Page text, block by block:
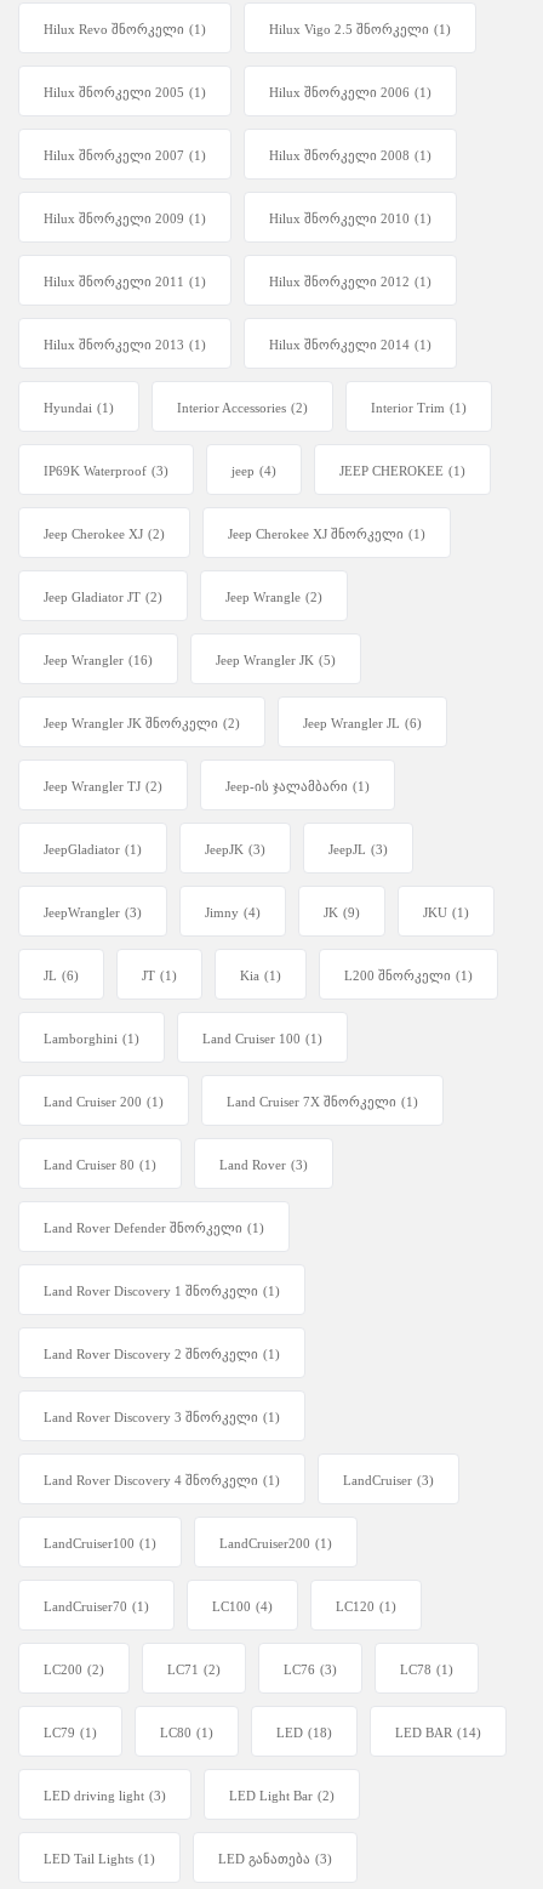
Hilux Revo შნორკელი (1) Hilux Vigo 2.5 შნორკელი (1)
Hilux შნორკელი 2005 (1) Hilux შნორკელი 2006 (1)
Hilux შნორკელი 2007 (1) Hilux შნორკელი 2008 (1)
Hilux შნორკელი 2009 (1) Hilux შნორკელი 2010 (1)
Hilux შნორკელი 2011 (1) Hilux შნორკელი 2012 (1)
Hilux შნორკელი 2013 (1) Hilux შნორკელი 2014 (1)
Hyundai (1) Interior Accessories (2) Interior Trim (1)
IP69K Waterproof (3) jeep (4) JEEP CHEROKEE (1)
Jeep Cherokee XJ (2) Jeep Cherokee XJ შნორკელი (1)
Jeep Gladiator JT (2) Jeep Wrangle (2)
Jeep Wrangler (16) Jeep Wrangler JK (5)
Jeep Wrangler JK შნორკელი (2) Jeep Wrangler JL (6)
Jeep Wrangler TJ (2) Jeep-ის ჯალამბარი (1)
JeepGladiator (1) JeepJK (3) JeepJL (3)
JeepWrangler (3) Jimny (4) JK (9) JKU (1)
JL (6) JT (1) Kia (1) L200 შნორკელი (1)
Lamborghini (1) Land Cruiser 100 (1)
Land Cruiser 200 (1) Land Cruiser 7X შნორკელი (1)
Land Cruiser 80 (1) Land Rover (3)
Land Rover Defender შნორკელი (1)
Land Rover Discovery 1 შნორკელი (1)
Land Rover Discovery 2 შნორკელი (1)
Land Rover Discovery 3 შნორკელი (1)
Land Rover Discovery 4 შნორკელი (1) LandCruiser (3)
LandCruiser100 (1) LandCruiser200 (1)
LandCruiser70 (1) LC100 (4) LC120 (1)
LC200 (2) LC71 (2) LC76 (3) LC78 (1)
LC79 (1) LC80 (1) LED (18) LED BAR (14)
LED driving light (3) LED Light Bar (2)
LED Tail Lights (1) LED განათება (3)